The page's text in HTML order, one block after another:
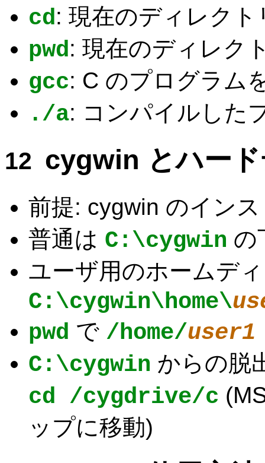
cd: 現在のディレク
pwd: 現在のディレク
gcc: C のプログラム
./a: コンパイルした
cygwin とハー
前提: cygwin のイン
普通は C:\cygwin の
ユーザ用のホームデ
C:\cygwin\home\
pwd で /home/user1
C:\cygwin からの脱
cd /cygdrive/c
ップに移動)